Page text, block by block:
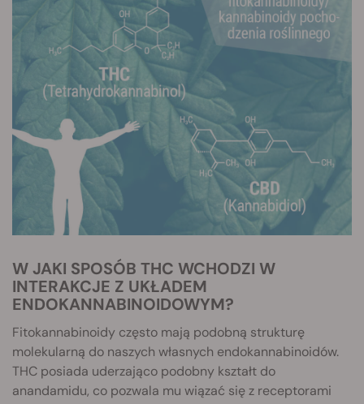
W JAKI SPOSÓB THC WCHODZI W
INTERAKCJE Z UKŁADEM
ENDOKANNABINOIDOWYM?
Fitokannabinoidy często mają podobną strukturę
molekularną do naszych własnych endokannabinoidów.
THC posiada uderzająco podobny kształt do
anandamidu, co pozwala mu wiązać się z receptorami